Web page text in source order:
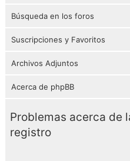
Búsqueda en los foros
Suscripciones y Favoritos
Archivos Adjuntos
Acerca de phpBB
Problemas acerca de
registro